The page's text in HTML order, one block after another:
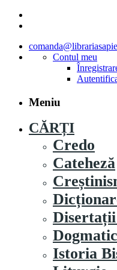
Contul meu
Meniu
CĂRȚI
Credo
Cateheză
Istoria